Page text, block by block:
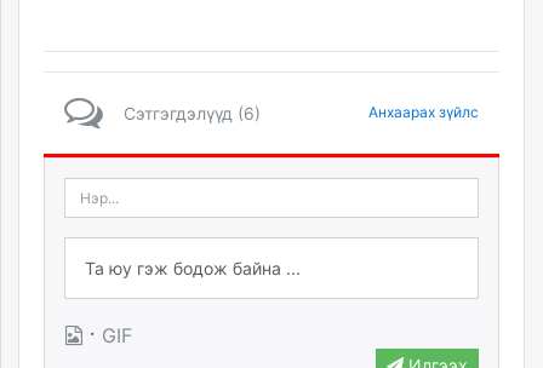
Сэтгэгдэлүүд (6) Анхаарах зүйлс
· GIF